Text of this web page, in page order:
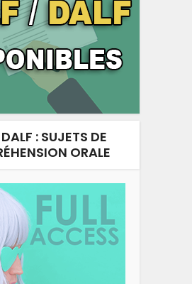
: SUJETS DE
ORALE